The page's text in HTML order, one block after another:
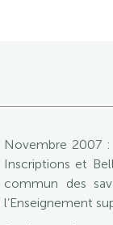
Novembre 2007 :
Inscriptions et
commun des
l’Enseignement